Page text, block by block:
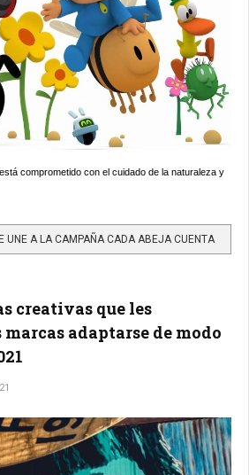
comprometido con el cuidado de la naturaleza y
UNE A LA CAMPAÑA CADA ABEJA CUENTA
creativas que les
adaptarse de modo